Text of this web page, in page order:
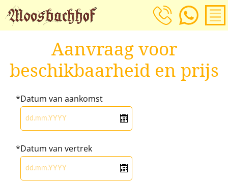
Aanvraag voor
beschikbaarheid en prijs
Datum van aankomst
Datum van vertrek